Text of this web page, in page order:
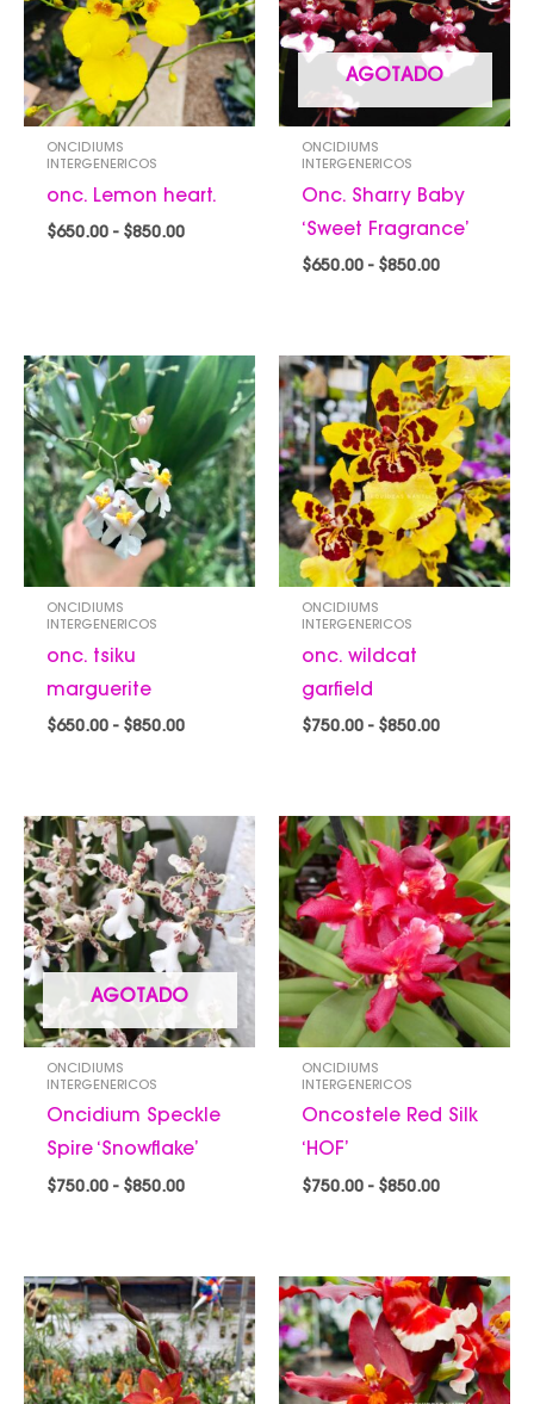
ONCIDIUMS
INTERGENERICOS
onc. Lemon heart.
$650.00 - $850.00
hasta
$850.00
AGOTADO
ONCIDIUMS
INTERGENERICOS
Onc. Sharry Baby
‘Sweet Fragrance’
$650.00 - $850.00
hasta
$850.00
ONCIDIUMS
INTERGENERICOS
onc. tsiku
marguerite
$650.00 - $850.00
Rango
de
precios:
desde
$650.00
hasta
$850.00
ONCIDIUMS
INTERGENERICOS
onc. wildcat
garfield
$750.00 - $850.00
Rango
de
precios:
desde
$750.00
hasta
$850.00
AGOTADO
ONCIDIUMS
INTERGENERICOS
Oncidium Speckle
Spire ‘Snowflake’
$750.00 - $850.00
Rango
de
precios:
desde
$750.00
hasta
$850.00
ONCIDIUMS
INTERGENERICOS
Oncostele Red Silk
‘HOF’
$750.00 - $850.00
Rango
de
precios:
desde
$750.00
hasta
$850.00
Rango
de
precios:
desde
$650.00
hasta
Rango
de
precios:
desde
$650.00
hasta